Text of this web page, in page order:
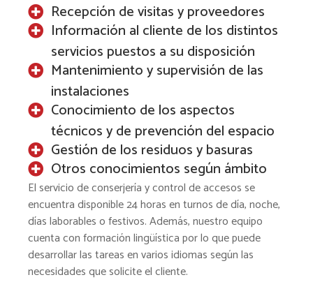
Recepción de visitas y proveedores
Información al cliente de los distintos
servicios puestos a su disposición
Mantenimiento y supervisión de las
instalaciones
Conocimiento de los aspectos
técnicos y de prevención del espacio
Gestión de los residuos y basuras
Otros conocimientos según ámbito
El servicio de conserjería y control de accesos se
encuentra disponible 24 horas en turnos de día, noche,
días laborables o festivos. Además, nuestro equipo
cuenta con formación lingüística por lo que puede
desarrollar las tareas en varios idiomas según las
necesidades que solicite el cliente.